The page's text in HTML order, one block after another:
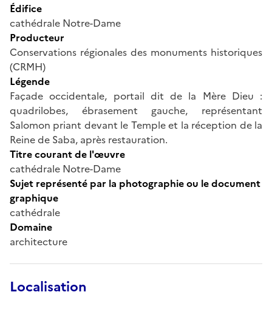
Édifice
cathédrale Notre-Dame
Producteur
Conservations régionales des monuments historiques
(CRMH)
Légende
Façade occidentale, portail dit de la Mère Dieu :
quadrilobes, ébrasement gauche, représentant
Salomon priant devant le Temple et la réception de la
Reine de Saba, après restauration.
Titre courant de l'œuvre
cathédrale Notre-Dame
Sujet représenté par la photographie ou le document
graphique
cathédrale
Domaine
architecture
Localisation